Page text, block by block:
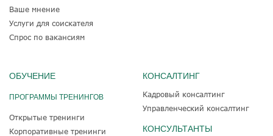
Ваше мнение
Услуги для соискателя
Спрос по вакансиям
ОБУЧЕНИЕ
ПРОГРАММЫ ТРЕНИНГОВ
Открытые тренинги
Корпоративные тренинги
КОНСАЛТИНГ
Кадровый консалтинг
Управленческий консалтинг
КОНСУЛЬТАНТЫ